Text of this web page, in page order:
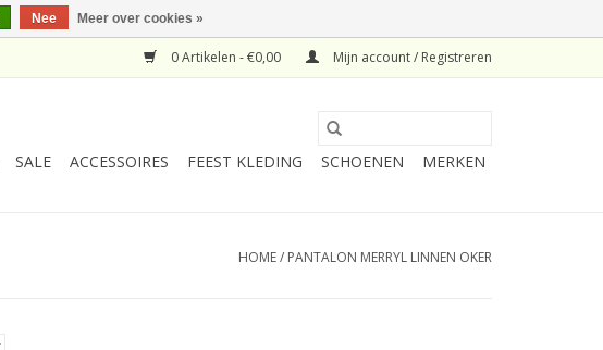
0 Artikelen - €0,00 Mijn account / Registreren
SALE ACCESSOIRES FEEST KLEDING SCHOENEN MERKEN
HOME/ PANTALON MERRYL LINNEN OKER
Nee Meer over cookies »